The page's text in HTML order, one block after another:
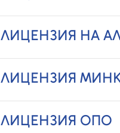
ЛИЦЕНЗИЯ НА
ЛИЦЕНЗИЯ
ЛИЦЕНЗИЯ ОПО